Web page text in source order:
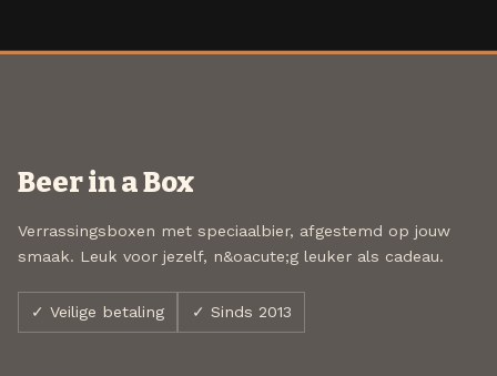
Beer in a Box
Verrassingsboxen met speciaalbier, afgestemd op jouw
smaak. Leuk voor jezelf, n&oacute;g leuker als cadeau.
✓ Veilige betaling ✓ Sinds 2013